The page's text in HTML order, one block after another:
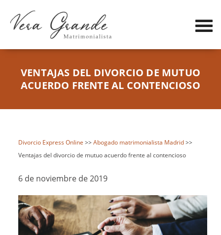
VENTAJAS DEL DIVORCIO DE MUTUO
ACUERDO FRENTE AL CONTENCIOSO
Divorcio Express Online >>Abogado matrimonialista Madrid>>
Ventajas del divorcio de mutuo acuerdo frente al contencioso
6 de noviembre de 2019